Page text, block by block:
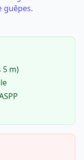
guêpes.
5 m)